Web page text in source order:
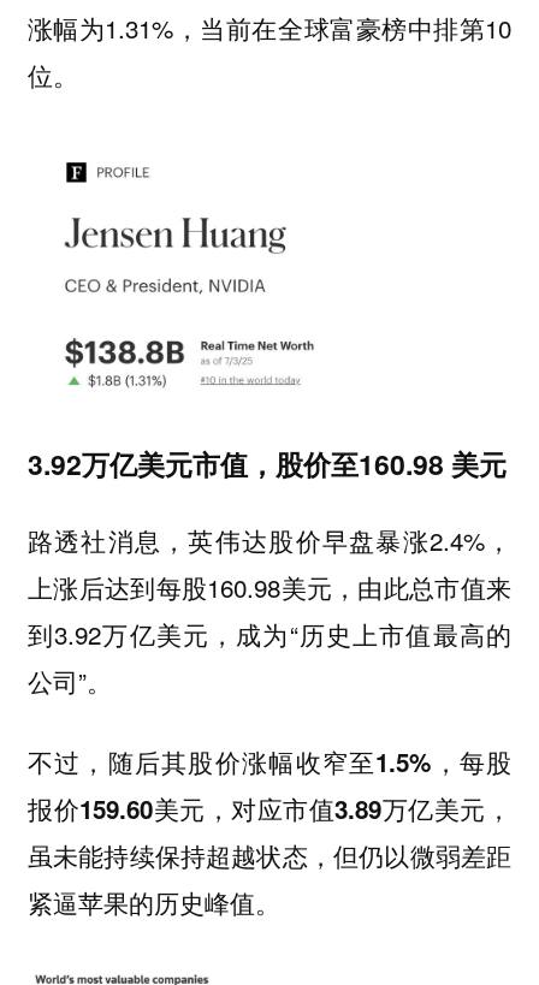
涨幅为1.31%，当前在全球富豪榜中排第10
位。
3.92万亿美元市值，股价至160.98 美元
路透社消息，英伟达股价早盘暴涨2.4%，
上涨后达到每股160.98美元，由此总市值来
到3.92万亿美元，成为“历史上市值最高的
公司”。
不过， 随后其股价涨幅收窄至1.5%，每股
报价159.60美元，对应市值3.89万亿美元 ，
虽未能持续保持超越状态，但仍以微弱差距
紧逼苹果的历史峰值。